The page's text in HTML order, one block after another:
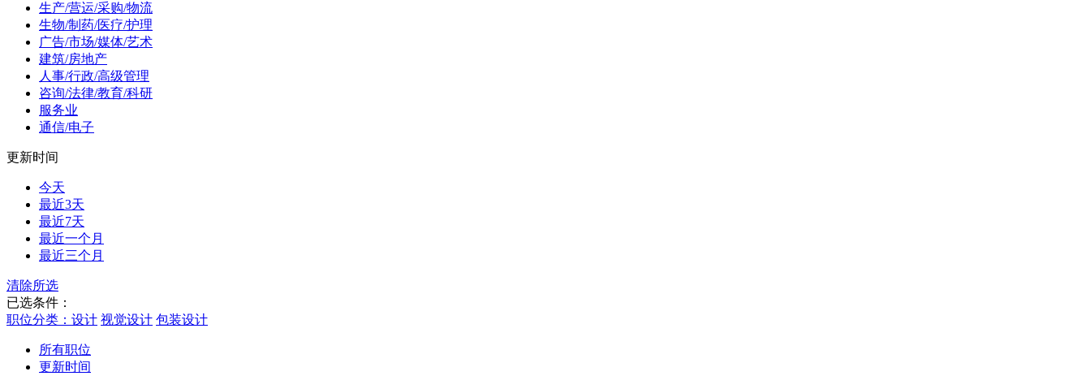
生产/营运/采购/物流
生物/制药/医疗/护理
广告/市场/媒体/艺术
建筑/房地产
人事/行政/高级管理
咨询/法律/教育/科研
服务业
通信/电子
更新时间
今天
最近3天
最近7天
最近一个月
最近三个月
清除所选
已选条件：
职位分类：设计 视觉设计 包装设计
所有职位
更新时间